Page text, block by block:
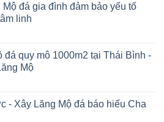
đá gia đình đảm bảo yếu tố
linh
đá quy mô 1000m2 tại Thái Bình -
Mộ
- Xây Lăng Mộ đá báo hiếu Cha